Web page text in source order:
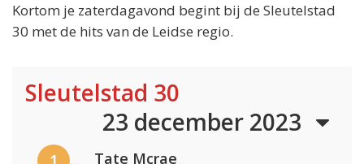
Kortom je zaterdagavond begint bij de Sleutelstad
30 met de hits van de Leidse regio.
Sleutelstad 30
23 december 2023
Tate Mcrae